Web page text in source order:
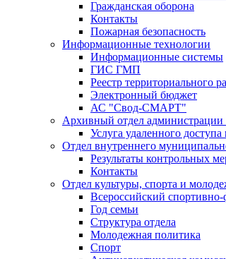
Гражданская оборона
Контакты
Пожарная безопасность
Информационные технологии
Информационные системы
ГИС ГМП
Реестр территориального
Электронный бюджет
АС "Свод-СМАРТ"
Архивный отдел
Услуга удаленного
Отдел внутреннего
Результаты контрольных
Контакты
Отдел культуры, спорта и
Всероссийский
Год семьи
Структура отдела
Молодежная политика
Спорт